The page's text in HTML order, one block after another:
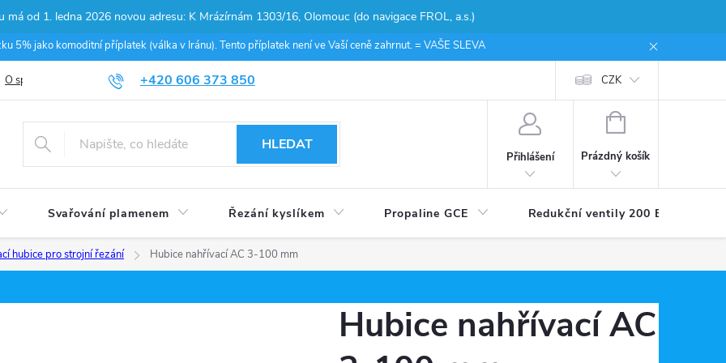
má od 1. ledna 2026 novou adresu: K Mrázírnám 1303/16, Olomouc (do navigace FROL, a.s.)
5% jako komoditní příplatek (válka v Iránu). Tento příplatek není ve Vaší ceně zahrnut. = VAŠE SLEVA
+420 606 373 850
O společnosti Podmínky ochrany osobních údajů CZK
HLEDAT
Přihlášení
NÁKUPNÍ
Prázdný košík
Svařování plamenem Řezání kyslíkem Propaline GCE Redukční ventily 200 Bar
hubice pro strojní řezání Hubice nahřívací AC 3-100 mm
Hubice nahřívací AC